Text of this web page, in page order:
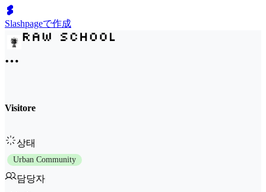
Slashpageで作成
Visitore
상태
Urban Community
담당자